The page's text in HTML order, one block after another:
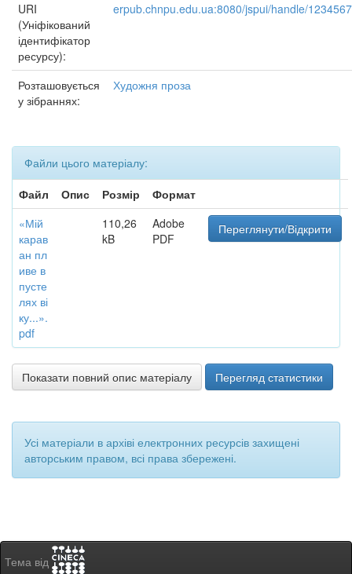
URI
(Уніфікований
ідентифікатор
ресурсу):
erpub.chnpu.edu.ua:8080/jspui/handle/
Розташовується
у зібраннях:
Художня проза
Файли цього матеріалу:
Файл
Опис Розмір
Формат
«Мій
карав
ан пл
иве в
пусте
лях ві
ку...».
pdf
110,26
kB
Adobe
PDF
Переглянути/Відкрити
Показати повний опис матеріалу Перегляд статистики
Усі матеріали в архіві електронних ресурсів захищені
авторським правом, всі права збережені.
Тема від